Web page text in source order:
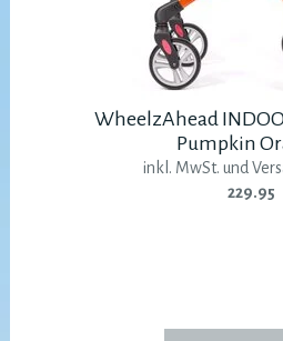
WheelzAhead
Pumpkin
inkl. MwSt. und
229.95